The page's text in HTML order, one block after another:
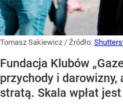
Tomasz Sakiewicz / Źródło:
Fundacja Klubów
przychody i darowizny,
stratą. Skala wpłat